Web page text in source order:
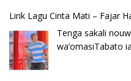
Lirik Seberkas Sinar – Deddy
Kala Ku Seorang
Angin MalamKu